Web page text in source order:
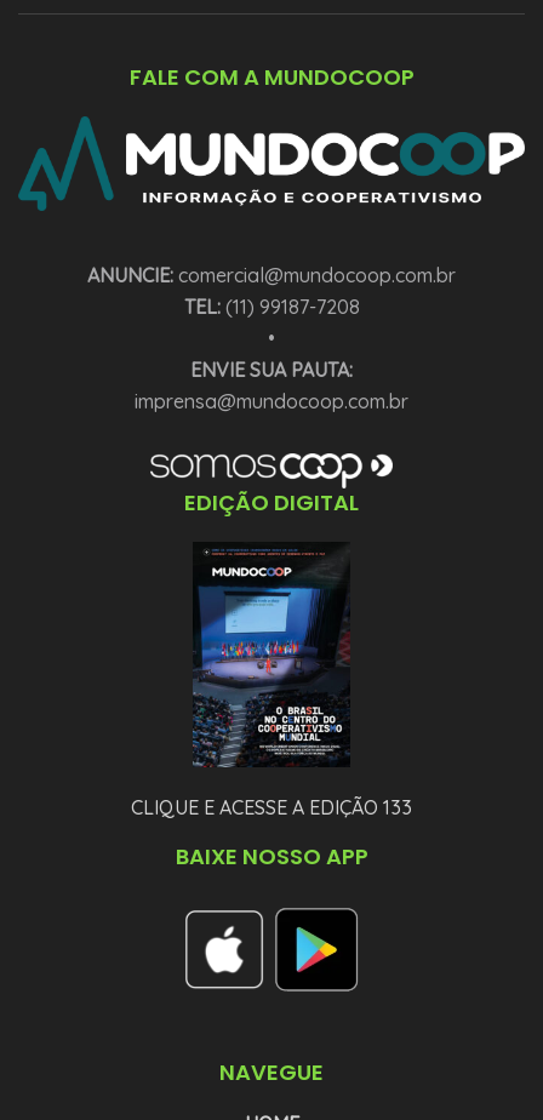
FALE COM A MUNDOCOOP
ANUNCIE: comercial@mundocoop.com.br
TEL:(11) 99187-7208
•
ENVIE SUA PAUTA:
imprensa@mundocoop.com.br
EDIÇÃO DIGITAL
CLIQUE E ACESSE A EDIÇÃO 133
BAIXE NOSSO APP
NAVEGUE